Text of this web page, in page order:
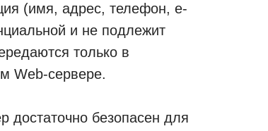
(имя, адрес, телефон, e-
и не подлежит
только в
Web-сервере.
достаточно безопасен для